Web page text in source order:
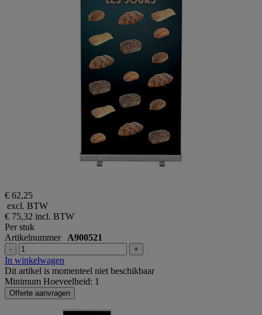
€ 62,25
excl. BTW
€ 75,32 incl. BTW
Per stuk
Artikelnummer A900521
- +
In winkelwagen
Dit artikel is momenteel niet beschikbaar
Minimum Hoeveelheid: 1
Offerte aanvragen